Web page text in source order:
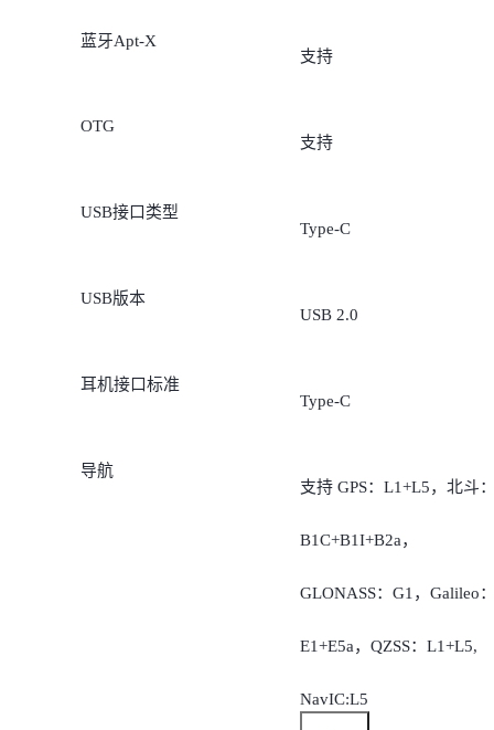
蓝牙Apt-X
支持
OTG
支持
USB接口类型
Type-C
USB版本
USB 2.0
耳机接口标准
Type-C
导航
支持 GPS：L1+L5，北斗
B1C+B1I+B2a，
GLONASS：G1，Galileo
E1+E5a，QZSS：L1+L5,
NavIC:L5